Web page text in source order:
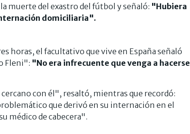
muerte del exastro del fútbol y señaló: "Hubiera
domiciliaria".
horas, el facultativo que vive en España señaló
Fleni": "No era infrecuente que venga a hacerse
con él", resaltó, mientras que recordó:
que derivó en su internación en el
médico de cabecera".